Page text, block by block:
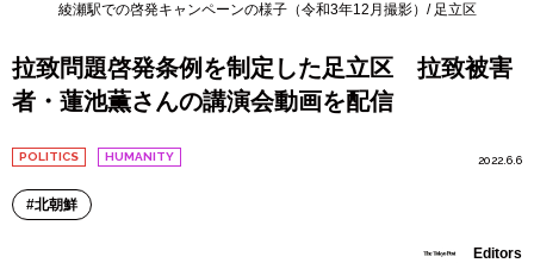
綾瀬駅での啓発キャンペーンの様子（令和3年12月撮影）/ 足立区
拉致問題啓発条例を制定した足立区 拉致被害
者・蓮池薫さんの講演会動画を配信
POLITICS HUMANITY 2022.6.6
北朝鮮
Editors